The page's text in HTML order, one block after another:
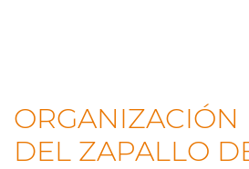
ORGANIZACIÓN
DEL ZAPALLO